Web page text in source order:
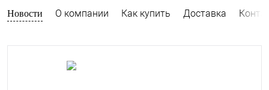
Новости О компании Как купить Доставка